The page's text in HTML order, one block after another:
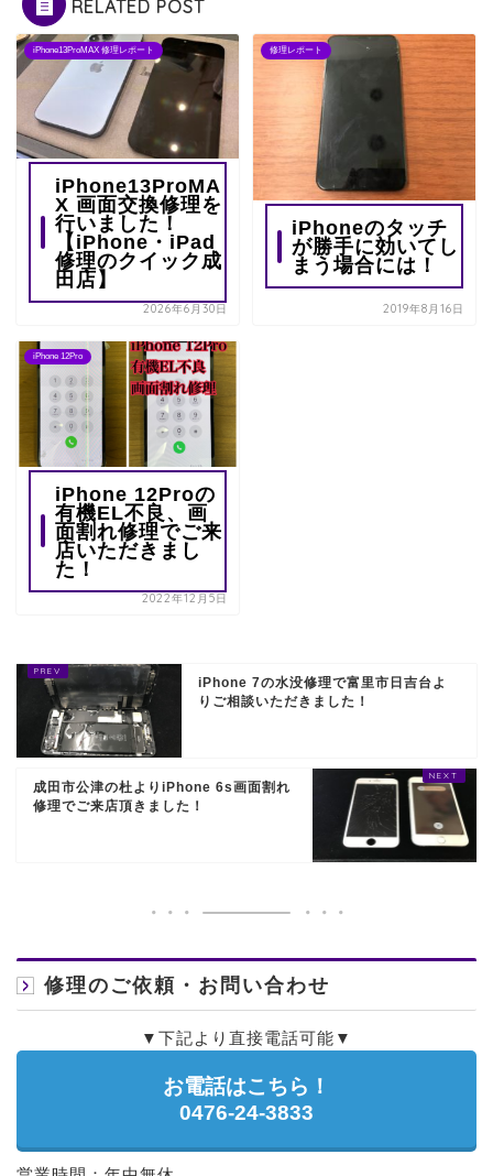
RELATED POST
iPhone13ProMAX 修理レポート
iPhone13ProMA
X 画面交換修理を
行いました！
【iPhone・iPad
修理のクイック成
田店】
2026年6月30日
修理レポート
iPhoneのタッチ
が勝手に効いてし
まう場合には！
2019年8月16日
iPhone 12Pro
iPhone 12Proの
有機EL不良、画
面割れ修理でご来
店いただきまし
た！
2022年12月5日
iPhone 7の水没修理で富里市日吉台よ
りご相談いただきました！
成田市公津の杜よりiPhone 6s画面割れ
修理でご来店頂きました！
修理のご依頼・お問い合わせ
▼下記より直接電話可能▼
お電話はこちら！
0476-24-3833